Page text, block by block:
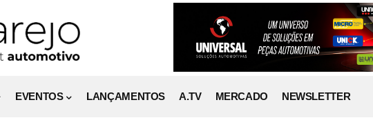
EVENTOS LANÇAMENTOS A.TV MERCADO NEWSLETTER